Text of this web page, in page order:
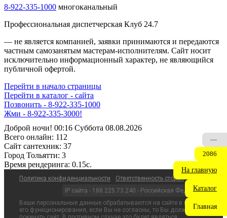
8-922-335-1000 многоканальный
Профессиональная диспетчерская Клуб 24.7
— не является компанией, заявки принимаются и передаются
частным самозанятым мастерам‑исполнителям. Сайт носит
исключительно информационный характер, не являющийся
публичной офертой.
Перейти в начало страницы
Перейти в каталог - сайта
Позвонить - 8-922-335-1000
Жми - 8-922-335-3000!
Доброй ночи! 00:16 Суббота 08.08.2026
Всего онлайн: 112
Сайт cантехник: 37
Город Тольятти: 3
Время рендеринга: 0.15c.
Политика конфиденциальности
Ответственность сторон
IP сайта - 188.225.73.240 - Российская Федерация
Ваши персональные данные обрабатываются на сайте в целях
его функционирования, если Вы не согласны, то Вы должны
—
2086
На главную
Каталог
Главная